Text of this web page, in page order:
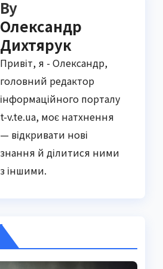
By
Олександр
Дихтярук
Привіт, я - Олександр,
головний редактор
інформаційного порталу
t-v.te.ua, моє натхнення
— відкривати нові
знання й ділитися ними
з іншими.